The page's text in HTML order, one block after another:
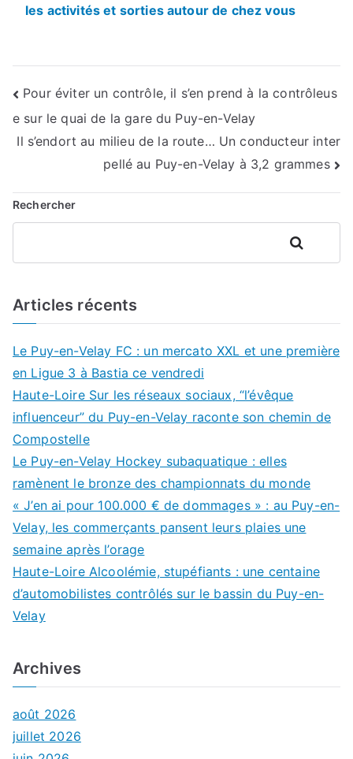
les activités et sorties autour de chez vous
Navigation
de
Pour éviter un contrôle, il s’en prend à la contrôleus
e sur le quai de la gare du Puy-en-Velay
Il s’endort au milieu de la route… Un conducteur inter
pellé au Puy-en-Velay à 3,2 grammes
Rechercher
Rechercher
Articles récents
Le Puy-en-Velay FC : un mercato XXL et une première
en Ligue 3 à Bastia ce vendredi
Haute-Loire Sur les réseaux sociaux, “l’évêque
influenceur” du Puy-en-Velay raconte son chemin de
Compostelle
Le Puy-en-Velay Hockey subaquatique : elles
ramènent le bronze des championnats du monde
« J’en ai pour 100.000 € de dommages » : au Puy-en-
Velay, les commerçants pansent leurs plaies une
semaine après l’orage
Haute-Loire Alcoolémie, stupéfiants : une centaine
d’automobilistes contrôlés sur le bassin du Puy-en-
Velay
Archives
août 2026
juillet 2026